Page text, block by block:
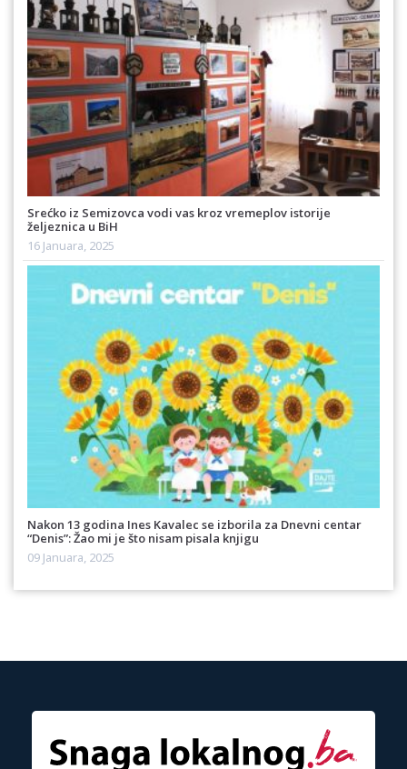
Srećko iz Semizovca vodi vas kroz vremeplov istorije
željeznica u BiH
16 Januara, 2025
Nakon 13 godina Ines Kavalec se izborila za Dnevni centar
“Denis”: Žao mi je što nisam pisala knjigu
09 Januara, 2025